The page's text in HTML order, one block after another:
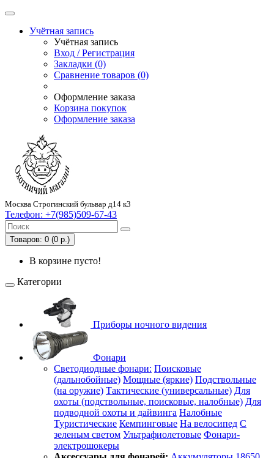
Учётная запись
Учётная запись
Вход / Регистрация
Закладки (0)
Сравнение товаров (0)
Оформление заказа
Корзина покупок
Оформление заказа
Москва Строгинский бульвар д14 к3
Телефон: +7(985)509-67-43
Товаров: 0 (0 р.)
В корзине пусто!
Категории
Приборы ночного видения
Фонари
Светодиодные фонари: Поисковые
(дальнобойные) Мощные (яркие) Подствольные
(на оружие) Тактические (универсальные) Для
охоты (подствольные, поисковые, налобные) Для
подводной охоты и дайвинга Налобные
Туристические Кемпинговые На велосипед С
зеленым светом Ультрафиолетовые Фонари-
электрошокеры